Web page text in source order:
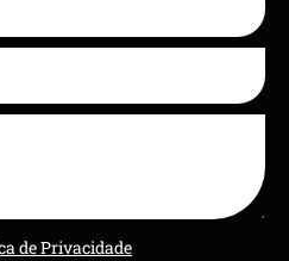
de Privacidade